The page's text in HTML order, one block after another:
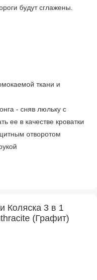
будут сглажены.
ткани и
- сняв люльку с
ее в качестве кроватки
отворотом
Коляска 3 в 1
(Графит)